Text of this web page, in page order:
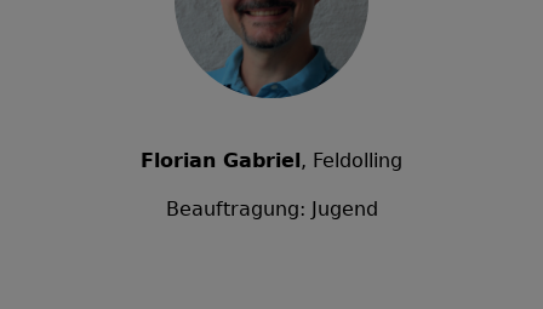
Florian Gabriel, Feldolling
Beauftragung: Jugend